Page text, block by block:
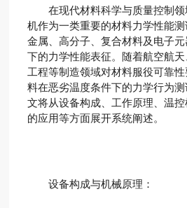
在现代材料科学与质量控制领
机作为一类重要的材料力学性能
金属、高分子、复合材料及电子
下的力学性能表征。随着航空航
工程等制造领域对材料服役可靠
料在恶劣温度条件下的力学行为
文将从设备构成、工作原理、温
的应用等方面展开系统阐述。
设备构成与机械原理：